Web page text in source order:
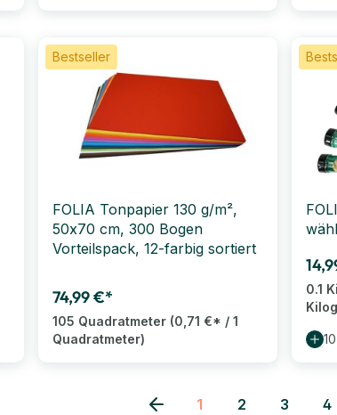
Bestseller
FOLIA Tonpapier 130 g/m²,
50x70 cm, 300 Bogen
Vorteilspack, 12-farbig sortiert
74,99 €*
105 Quadratmeter (0,71 €* / 1
Quadratmeter)
0.1
1 2 3 4